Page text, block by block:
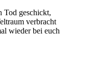
Tod geschickt,
verbracht
wieder bei euch